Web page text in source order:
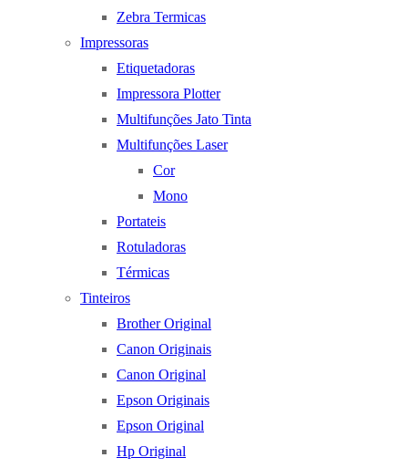
Zebra Termicas
Impressoras
Etiquetadoras
Impressora Plotter
Multifunções Jato Tinta
Multifunções Laser
Cor
Mono
Portateis
Rotuladoras
Térmicas
Tinteiros
Brother Original
Canon Originais
Canon Original
Epson Originais
Epson Original
Hp Original